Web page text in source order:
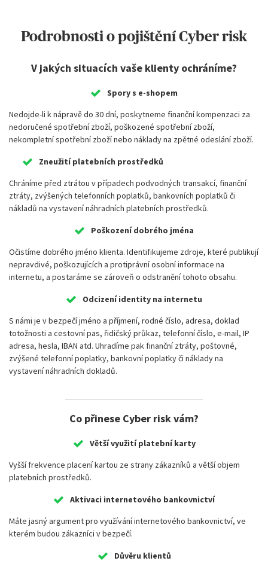
Podrobnosti o pojištění Cyber risk
V jakých situacích vaše klienty ochráníme?
Spory s e-shopem
Nedojde-li k nápravě do 30 dní, poskytneme finanční kompenzaci za
nedoručené spotřební zboží, poškozené spotřební zboží,
nekompletní spotřební zboží nebo náklady na zpětné odeslání zboží.
Zneužití platebních prostředků
Chráníme před ztrátou v případech podvodných transakcí, finanční
ztráty, zvýšených telefonních poplatků, bankovních poplatků či
nákladů na vystavení náhradních platebních prostředků.
Poškození dobrého jména
Očistíme dobrého jméno klienta. Identifikujeme zdroje, které publikují
nepravdivé, poškozujících a protiprávní osobní informace na
internetu, a postaráme se zároveň o odstranění tohoto obsahu.
Odcizení identity na internetu
S námi je v bezpečí jméno a příjmení, rodné číslo, adresa, doklad
totožnosti a cestovní pas, řidičský průkaz, telefonní číslo, e-mail, IP
adresa, hesla, IBAN atd. Uhradíme pak finanční ztráty, poštovné,
zvýšené telefonní poplatky, bankovní poplatky či náklady na
vystavení náhradních dokladů.
Co přinese Cyber risk vám?
Větší využití platební karty
Vyšší frekvence placení kartou ze strany zákazníků a větší objem
platebních prostředků.
Aktivaci internetového bankovnictví
Máte jasný argument pro využívání internetového bankovnictví, ve
kterém budou zákazníci v bezpečí.
Důvěru klientů